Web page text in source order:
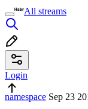
All streams
Login
namespace Sep 23